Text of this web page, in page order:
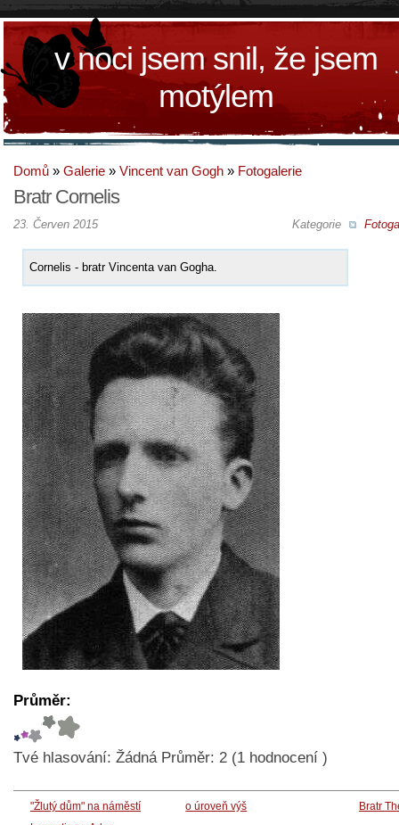
v noci jsem snil, že jsem
motýlem
Domů » Galerie » Vincent van Gogh » Fotogalerie
Bratr Cornelis
Kategorie
23. Červen 2015
Cornelis - bratr Vincenta van Gogha.
Průměr:
Tvé hlasování: Žádná Průměr: 2 (1 hodnocení )
"Žlutý dům" na náměstí
o úroveň výš Bratr